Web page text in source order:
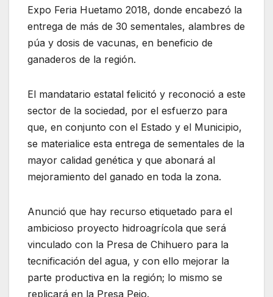
Expo Feria Huetamo 2018, donde encabezó la
entrega de más de 30 sementales, alambres de
púa y dosis de vacunas, en beneficio de
ganaderos de la región.
El mandatario estatal felicitó y reconoció a este
sector de la sociedad, por el esfuerzo para
que, en conjunto con el Estado y el Municipio,
se materialice esta entrega de sementales de la
mayor calidad genética y que abonará al
mejoramiento del ganado en toda la zona.
Anunció que hay recurso etiquetado para el
ambicioso proyecto hidroagrícola que será
vinculado con la Presa de Chihuero para la
tecnificación del agua, y con ello mejorar la
parte productiva en la región; lo mismo se
replicará en la Presa Pejo.